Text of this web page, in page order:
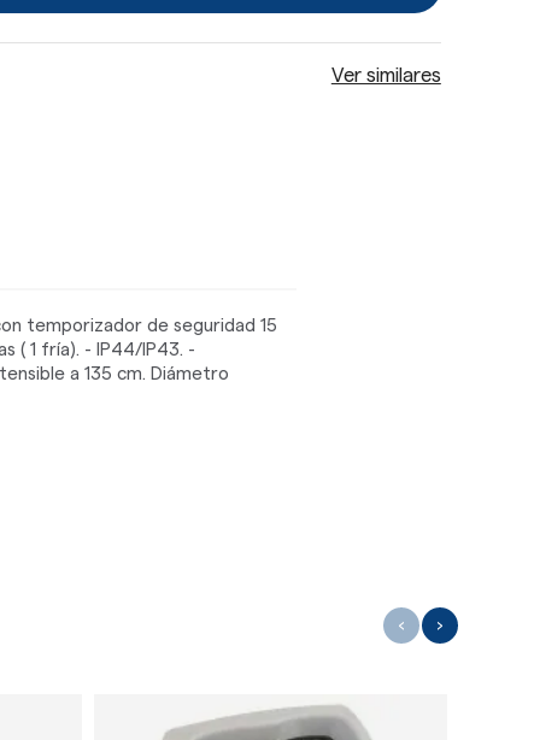
Ver similares
temporizador de seguridad 15
( 1 fría). - IP44/IP43. -
a 135 cm. Diámetro
‹ ›